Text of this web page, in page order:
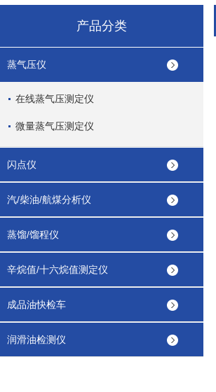
产品分类
蒸气压仪
在线蒸气压测定仪
微量蒸气压测定仪
闪点仪
汽/柴油/航煤分析仪
蒸馏/馏程仪
辛烷值/十六烷值测定仪
成品油快检车
润滑油检测仪